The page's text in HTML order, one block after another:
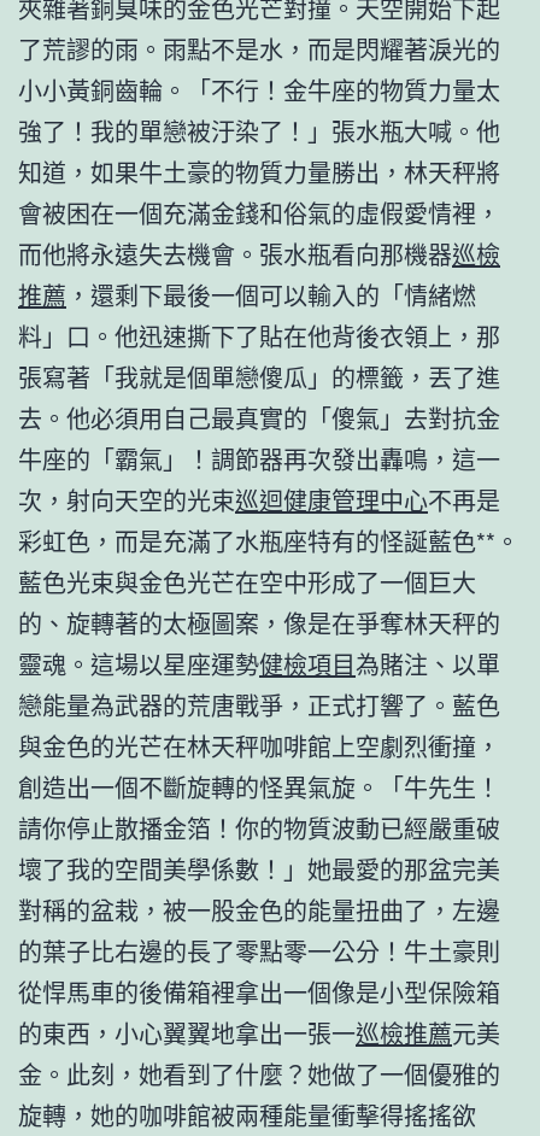
夾雜著銅臭味的金色光芒對撞。天空開始下起
了荒謬的雨。雨點不是水，而是閃耀著淚光的
小小黃銅齒輪。「不行！金牛座的物質力量太
強了！我的單戀被汙染了！」張水瓶大喊。他
知道，如果牛土豪的物質力量勝出，林天秤將
會被困在一個充滿金錢和俗氣的虛假愛情裡，
而他將永遠失去機會。張水瓶看向那機器巡檢
推薦 ，還剩下最後一個可以輸入的「情緒燃
料」口。他迅速撕下了貼在他背後衣領上，那
張寫著「我就是個單戀傻瓜」的標籤，丟了進
去。他必須用自己最真實的「傻氣」去對抗金
牛座的「霸氣」！調節器再次發出轟鳴，這一
次，射向天空的光束巡迴健康管理中心不再是
彩虹色，而是充滿了水瓶座特有的怪誕藍色**。
藍色光束與金色光芒在空中形成了一個巨大
的、旋轉著的太極圖案，像是在爭奪林天秤的
靈魂。這場以星座運勢健檢項目為賭注、以單
戀能量為武器的荒唐戰爭，正式打響了。藍色
與金色的光芒在林天秤咖啡館上空劇烈衝撞，
創造出一個不斷旋轉的怪異氣旋。「牛先生！
請你停止散播金箔！你的物質波動已經嚴重破
壞了我的空間美學係數！」她最愛的那盆完美
對稱的盆栽，被一股金色的能量扭曲了，左邊
的葉子比右邊的長了零點零一公分！牛土豪則
從悍馬車的後備箱裡拿出一個像是小型保險箱
的東西，小心翼翼地拿出一張一巡檢推薦元美
金。此刻，她看到了什麼？她做了一個優雅的
旋轉，她的咖啡館被兩種能量衝擊得搖搖欲